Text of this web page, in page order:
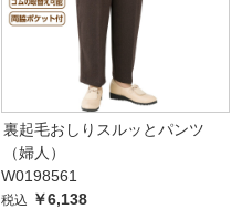
裏起毛おしりスルッとパンツ
（婦人）
W0198561
税込 ￥6,138